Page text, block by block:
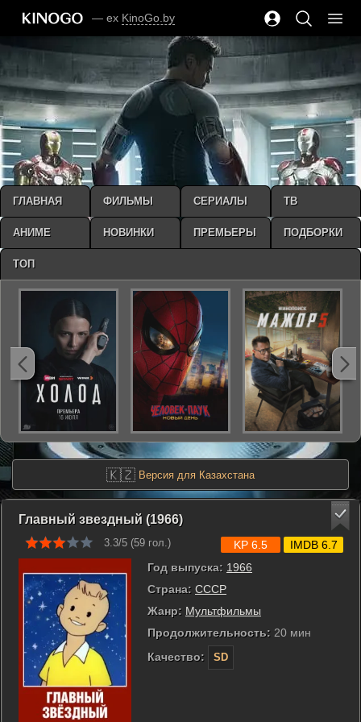
— ex KinoGo.by
🇰🇿 Версия для Казахстана
Главный звездный (1966)
3.3/5 (59 гол.)
Год выпуска: 1966
Страна: СССР
Жанр: Мультфильмы
Продолжительность: 20 мин
Качество:
SD
KP 6.5 IMDB 6.7
ГЛАВНАЯ ФИЛЬМЫ СЕРИАЛЫ ТВ
АНИМЕ НОВИНКИ ПРЕМЬЕРЫ ПОДБОРКИ
ТОП